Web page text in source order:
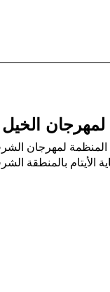
لمهرجان الخيل
لمهرجان
بالمنطقة